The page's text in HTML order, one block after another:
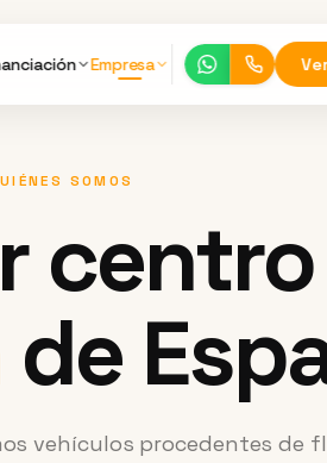
Empresa
SOMOS
de
vehículos procedentes de